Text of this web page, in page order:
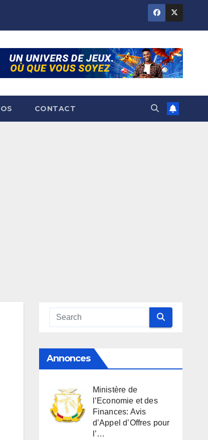
CONTACT
Annonces
Ministère de
l’Economie et des
Finances: Avis
d’Appel d’Offres pour
l’…